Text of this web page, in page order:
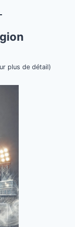
plus de détail)